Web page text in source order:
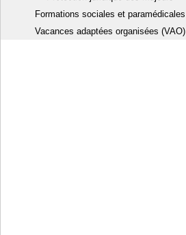
Formations sociales et paramédicales
Vacances adaptées organisées (VAO)